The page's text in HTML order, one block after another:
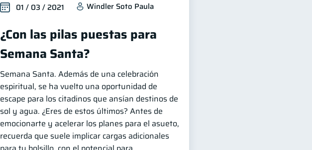
01 / 03 / 2021 Windler Soto Paula
¿Con las pilas puestas para
Semana Santa?
Semana Santa. Además de una celebración
espiritual, se ha vuelto una oportunidad de
escape para los citadinos que ansían destinos de
sol y agua. ¿Eres de estos últimos? Antes de
emocionarte y acelerar los planes para el asueto,
recuerda que suele implicar cargas adicionales